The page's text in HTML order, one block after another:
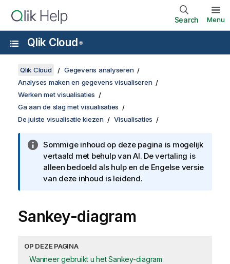
Search Menu
Qlik Cloud ®
Qlik Cloud
Gegevens analyseren
Analyses maken en gegevens visualiseren
Werken met visualisaties
Ga aan de slag met visualisaties
De juiste visualisatie kiezen
Visualisaties
Sommige inhoud op deze pagina is mogelijk
vertaald met behulp van AI. De vertaling is
alleen bedoeld als hulp en de Engelse versie
van deze inhoud is leidend.
Sankey-diagram
OP DEZE PAGINA
Wanneer gebruikt u het Sankey-diagram